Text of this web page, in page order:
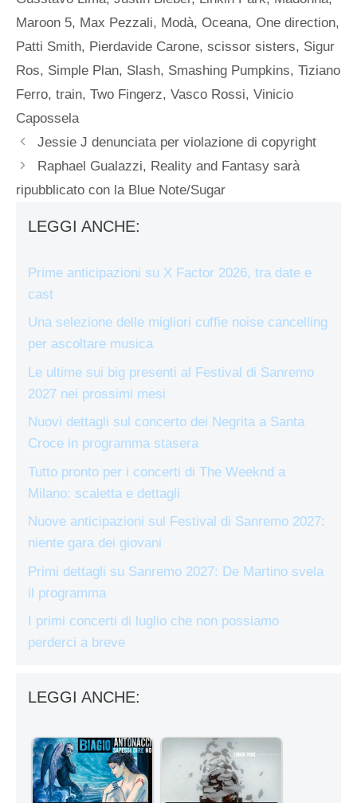
Maroon 5, Max Pezzali, Modà, Oceana, One direction,
Patti Smith, Pierdavide Carone, scissor sisters, Sigur
Ros, Simple Plan, Slash, Smashing Pumpkins, Tiziano
Ferro, train, Two Fingerz, Vasco Rossi, Vinicio
Capossela
Jessie J denunciata per violazione di copyright
Raphael Gualazzi, Reality and Fantasy sarà
ripubblicato con la Blue Note/Sugar
LEGGI ANCHE:
Prime anticipazioni su X Factor 2026, tra date e
cast
Una selezione delle migliori cuffie noise cancelling
per ascoltare musica
Le ultime sui big presenti al Festival di Sanremo
2027 nei prossimi mesi
Nuovi dettagli sul concerto dei Negrita a Santa
Croce in programma stasera
Tutto pronto per i concerti di The Weeknd a
Milano: scaletta e dettagli
Nuove anticipazioni sul Festival di Sanremo 2027:
niente gara dei giovani
Primi dettagli su Sanremo 2027: De Martino svela
il programma
I primi concerti di luglio che non possiamo
perderci a breve
LEGGI ANCHE: